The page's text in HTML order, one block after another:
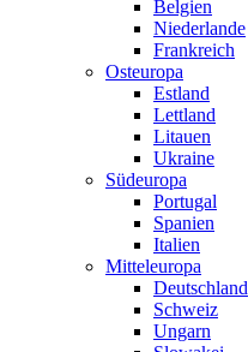
Belgien
Niederlande
Frankreich
Osteuropa
Estland
Lettland
Litauen
Ukraine
Südeuropa
Portugal
Spanien
Italien
Mitteleuropa
Deutschland
Schweiz
Ungarn